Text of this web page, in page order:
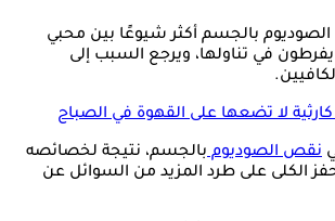
بالجسم أكثر شيوعًا بين محبي
في تناولها، ويرجع السبب إلى
نقص الصوديومبالجسم، نتيجة لخصائصه
الكلى على طرد المزيد من السوائل عن